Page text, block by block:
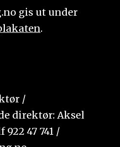
gis ut under
.
/
direktør: Aksel
47 741 /